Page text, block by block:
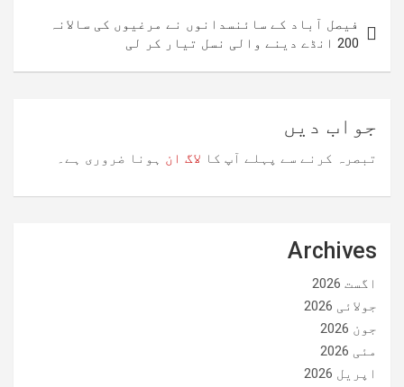
کی
نیویگیشن
فیصل آباد کے سائنسدانوں نے مرغیوں کی سالانہ
200 انڈے دینے والی نسل تیار کر لی
جواب دیں
تبصرہ کرنے سے پہلے آپ کا لاگ ان ہونا ضروری ہے۔
Archives
اگست 2026
جولائی 2026
جون 2026
مئی 2026
اپریل 2026